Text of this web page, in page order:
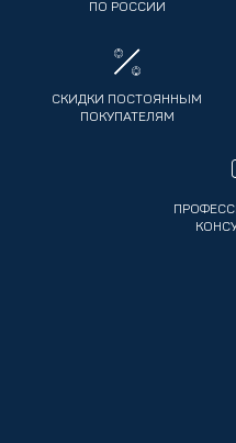
ПО РОССИИ
СКИДКИ ПОСТОЯННЫМ
ПОКУПАТЕЛЯМ